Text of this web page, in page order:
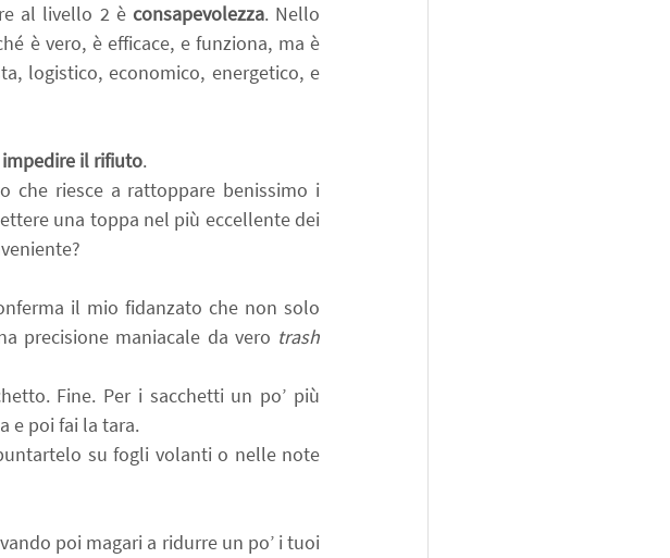
al livello 2 è consapevolezza. Nello
è vero, è efficace, e funziona, ma è
logistico, economico, energetico, e
impedire il rifiuto.
che riesce a rattoppare benissimo i
una toppa nel più eccellente dei
il mio fidanzato che non solo
precisione maniacale da vero trash
Fine. Per i sacchetti un po’ più
e poi fai la tara.
su fogli volanti o nelle note
poi magari a ridurre un po’ i tuoi